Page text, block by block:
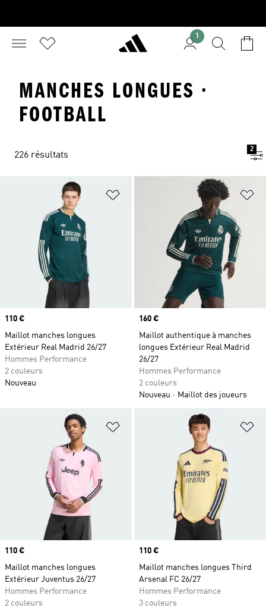
1
MANCHES LONGUES ·
FOOTBALL
226 résultats
2
Ajouter à la Liste de produits
Prix
110 €
Maillot manches longues
Extérieur Real Madrid 26/27
Hommes Performance
2 couleurs
Nouveau
Prix
160 €
Maillot authentique à manches
longues Extérieur Real Madrid
26/27
Hommes Performance
2 couleurs
Nouveau
Maillot des joueurs
Ajouter à la Liste de produits
Prix
110 €
Maillot manches longues
Extérieur Juventus 26/27
Hommes Performance
2 couleurs
Prix
110 €
Maillot manches longues Third
Arsenal FC 26/27
Hommes Performance
3 couleurs